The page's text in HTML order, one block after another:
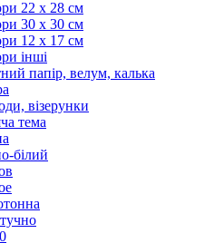
22 х 28 см
30 х 30 см
12 х 17 см
інші
папір, велум, калька
візерунки
тема
білий